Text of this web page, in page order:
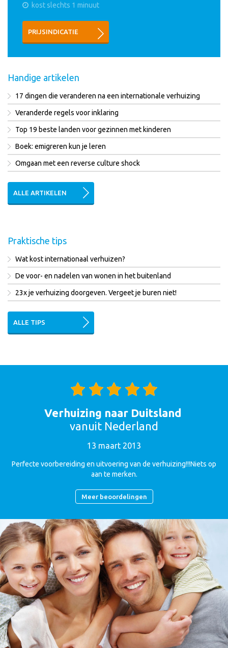
kost slechts 1 minuut
PRIJSINDICATIE
Handige artikelen
17 dingen die veranderen na een internationale verhuizing
Veranderde regels voor inklaring
Top 19 beste landen voor gezinnen met kinderen
Boek: emigreren kun je leren
Omgaan met een reverse culture shock
ALLE ARTIKELEN
Praktische tips
Wat kost internationaal verhuizen?
De voor- en nadelen van wonen in het buitenland
23x je verhuizing doorgeven. Vergeet je buren niet!
ALLE TIPS
Verhuizing naar Duitsland
vanuit Nederland
13 maart 2013
Perfecte voorbereiding en uitvoering van de verhuizing!!!Niets op
aan te merken.
Meer beoordelingen